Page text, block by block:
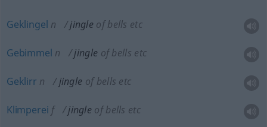
Geklingel n jingle of bells etc
Gebimmel n jingle of bells etc
Geklirr n jingle of bells etc
Klimperei f jingle of bells etc